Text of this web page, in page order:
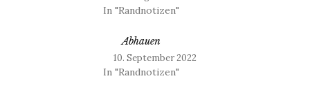
In "Randnotizen"
Abhauen
10. September 2022
In "Randnotizen"